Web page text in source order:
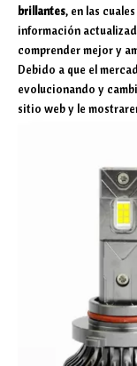
brillantes, en las
información
comprender mejor y
Debido a que el
evolucionando y
sitio web y le